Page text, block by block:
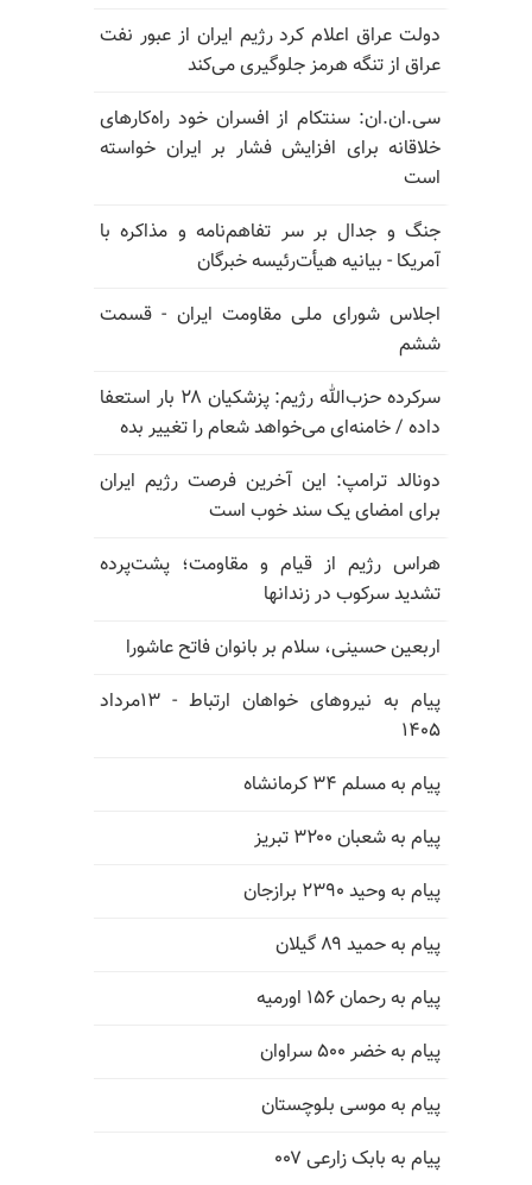
دولت عراق اعلام کرد رژیم ایران از عبور نفت
عراق از تنگه هرمز جلوگیری می‌کند
سی.ان.ان: سنتکام از افسران خود راه‌کارهای
خلاقانه برای افزایش فشار بر ایران خواسته
است
جنگ و جدال بر سر تفاهم‌نامه و مذاکره با
آمریکا - بیانیه هیأت‌رئیسه خبرگان
اجلاس شورای ملی مقاومت ایران - قسمت
ششم
سرکرده حزب‌الله رژیم: پزشکیان ۲۸ بار استعفا
داده / خامنه‌ای می‌خواهد شعام را تغییر بده
دونالد ترامپ: این آخرین فرصت رژیم ایران
برای امضای یک سند خوب است
هراس رژیم از قیام و مقاومت؛ پشت‌پرده
تشدید سرکوب در زندانها
اربعین حسینی، سلام بر بانوان فاتح عاشورا
پیام به نیروهای خواهان ارتباط - ۱۳مرداد
۱۴۰۵
پیام به مسلم ۳۴ کرمانشاه
پیام به شعبان ۳۲۰۰ تبریز
پیام به وحید ۲۳۹۰ برازجان
پیام به حمید ۸۹ گیلان
پیام به رحمان ۱۵۶ اورمیه
پیام به خضر ۵۰۰ سراوان
پیام به موسی بلوچستان
پیام به بابک زارعی ۰۰۷